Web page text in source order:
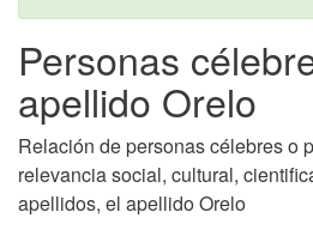
Personas
apellido Orelo
Relación de personas célebres o
relevancia social, cultural,
apellidos, el apellido Orelo